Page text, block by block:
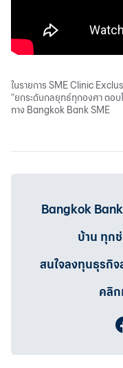
ในรายการ SME Clinic
“ยกระดับกลยุทธ์ทุกองศา ตอบ
ทาง Bangkok Bank SME
Bangkok
บ้าน ทุก
สนใจลงทุนธุรกิจ
คลิก